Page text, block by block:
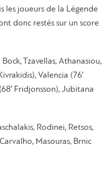
les joueurs de la Légende
donc restés sur un score
Bock, Tzavellas, Athanasiou,
Valencia (76′
Fridjonsson), Jubitana
Rodinei, Retsos,
Masouras, Brnic